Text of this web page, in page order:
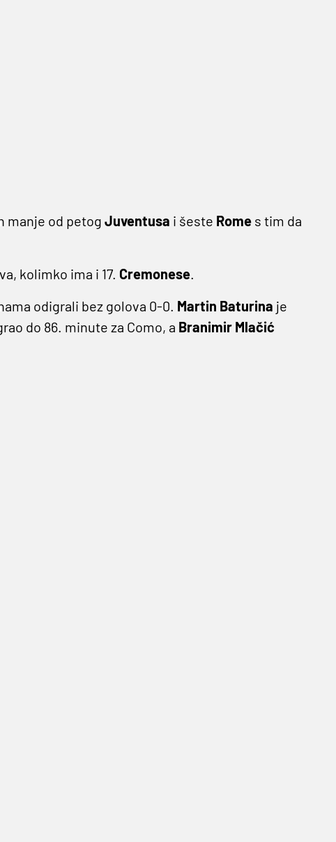
manje od petog Juventusa i šeste Romes tim da
kolimko ima i 17. Cremonese.
odigrali bez golova 0-0. Martin Baturina je
do 86. minute za Como, a Branimir Mlačić